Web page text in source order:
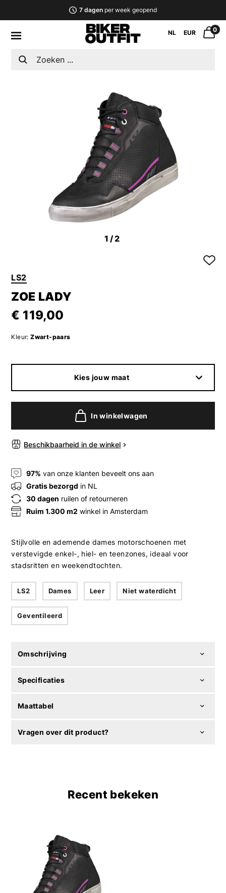
7 dagenper week geopend
NL EUR 0
1/2
LS2
ZOE LADY
€ 119,00
Kleur: Zwart-paars
Kies jouw maat
In winkelwagen
Beschikbaarheid in de winkel
97% van onze klanten beveelt ons aan
Gratis bezorgd in NL
30 dagen ruilen of retourneren
Ruim 1.300 m2 winkel in Amsterdam
Stijlvolle en ademende dames motorschoenen met
verstevigde enkel-, hiel- en teenzones, ideaal voor
stadsritten en weekendtochten.
LS2 Dames Leer Niet waterdicht
Geventileerd
Omschrijving
Specificaties
Maattabel
Vragen over dit product?
Recent bekeken